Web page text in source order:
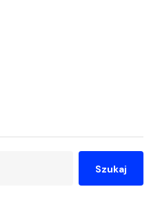
Szukaj